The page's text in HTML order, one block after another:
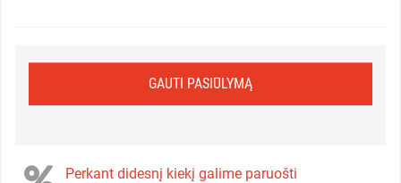
GAUTI PASIŪLYMĄ
Perkant didesnį kiekį galime paruošti